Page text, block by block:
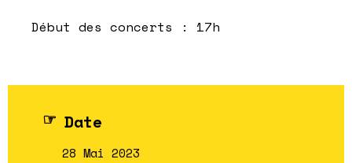
Début des concerts : 17h
Date
28 Mai 2023